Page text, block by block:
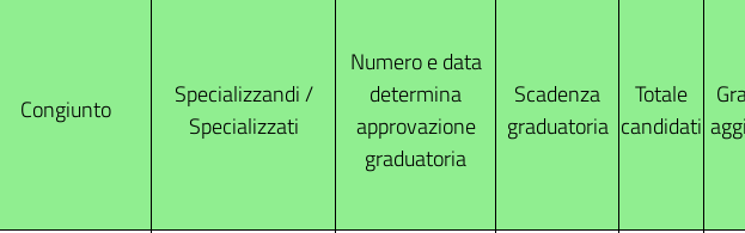
Congiunto
Specializzandi /
Specializzati
Numero e data
determina
approvazione
graduatoria
Scadenza
graduatoria
Totale
candidati